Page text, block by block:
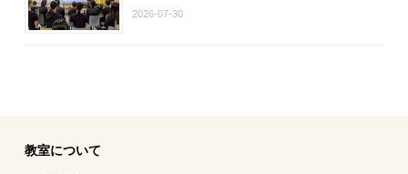
2026-07-30
教室について